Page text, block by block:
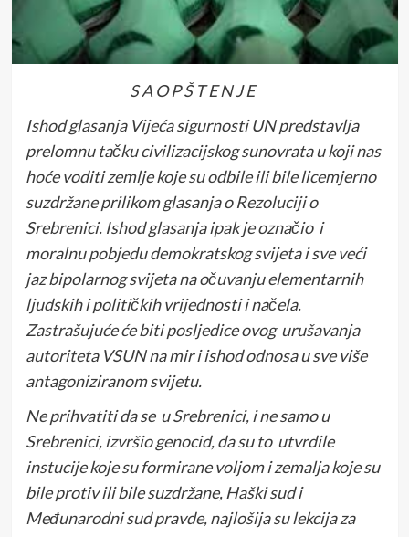
S A O P Š T E N J E
Ishod glasanja Vijeća sigurnosti UN predstavlja
prelomnu tačku civilizacijskog sunovrata u koji nas
hoće voditi zemlje koje su odbile ili bile licemjerno
suzdržane prilikom glasanja o Rezoluciji o
Srebrenici. Ishod glasanja ipak je označio i
moralnu pobjedu demokratskog svijeta i sve veći
jaz bipolarnog svijeta na očuvanju elementarnih
ljudskih i političkih vrijednosti i načela.
Zastrašujuće će biti posljedice ovog urušavanja
autoriteta VSUN na mir i ishod odnosa u sve više
antagoniziranom svijetu.
Ne prihvatiti da se u Srebrenici, i ne samo u
Srebrenici, izvršio genocid, da su to utvrdile
instucije koje su formirane voljom i zemalja koje su
bile protiv ili bile suzdržane, Haški sud i
Međunarodni sud pravde, najlošija su lekcija za